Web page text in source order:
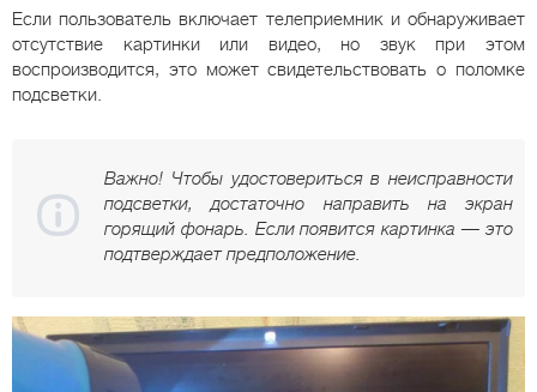
Если пользователь включает телеприемник и обнаруживает
отсутствие картинки или видео, но звук при этом
воспроизводится, это может свидетельствовать о поломке
подсветки.
Важно! Чтобы удостовериться в неисправности
подсветки, достаточно направить на экран
горящий фонарь. Если появится картинка — это
подтверждает предположение.